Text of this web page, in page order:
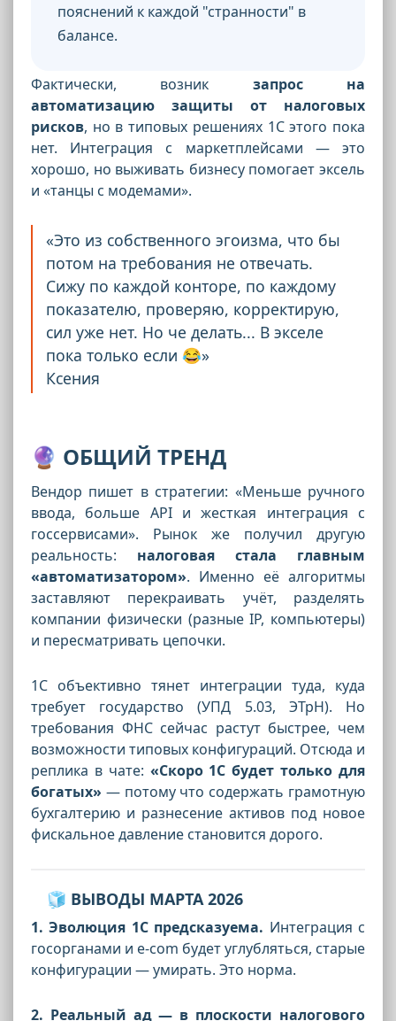
пояснений к каждой "странности" в
балансе.
Фактически, возник запрос на
автоматизацию защиты от налоговых
рисков, но в типовых решениях 1С этого пока
нет. Интеграция с маркетплейсами — это
хорошо, но выживать бизнесу помогает эксель
и «танцы с модемами».
«Это из собственного эгоизма, что бы
потом на требования не отвечать.
Сижу по каждой конторе, по каждому
показателю, проверяю, корректирую,
сил уже нет. Но че делать... В экселе
пока только если 😂»
Ксения
🔮 ОБЩИЙ ТРЕНД
Вендор пишет в стратегии: «Меньше ручного
ввода, больше API и жесткая интеграция с
госсервисами». Рынок же получил другую
реальность: налоговая стала главным
«автоматизатором». Именно её алгоритмы
заставляют перекраивать учёт, разделять
компании физически (разные IP, компьютеры)
и пересматривать цепочки.
1С объективно тянет интеграции туда, куда
требует государство (УПД 5.03, ЭТрН). Но
требования ФНС сейчас растут быстрее, чем
возможности типовых конфигураций. Отсюда и
реплика в чате: «Скоро 1С будет только для
богатых» — потому что содержать грамотную
бухгалтерию и разнесение активов под новое
фискальное давление становится дорого.
🧊 ВЫВОДЫ МАРТА 2026
1. Эволюция 1С предсказуема. Интеграция с
госорганами и e-com будет углубляться, старые
конфигурации — умирать. Это норма.
2. Реальный ад — в плоскости налогового